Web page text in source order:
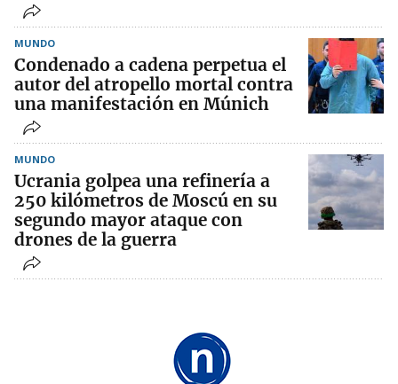
MUNDO
Condenado a cadena perpetua el
autor del atropello mortal contra
una manifestación en Múnich
MUNDO
Ucrania golpea una refinería a
250 kilómetros de Moscú en su
segundo mayor ataque con
drones de la guerra